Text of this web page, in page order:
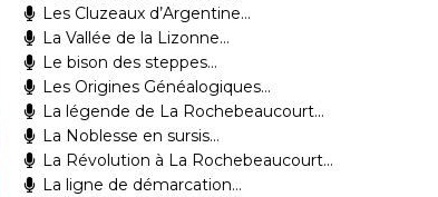
Les Cluzeaux d’Argentine…
La Vallée de la Lizonne…
Le bison des steppes…
Les Origines Généalogiques…
La légende de La Rochebeaucourt…
La Noblesse en sursis…
La Révolution à La Rochebeaucourt…
La ligne de démarcation…